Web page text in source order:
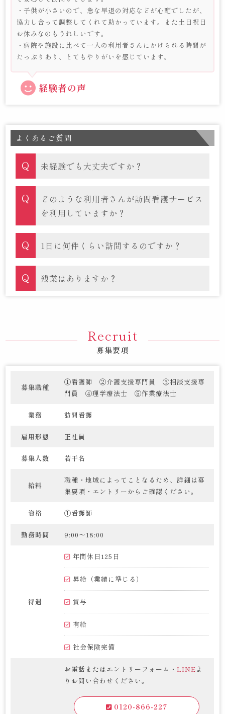
・子供が小さいので、急な早退の対応などが心配でしたが、
協力し合って調整してくれて助かっています。また土日祝日
お休みなのもうれしいです。
・病院や施設に比べて一人の利用者さんにかけられる時間が
たっぷりあり、とてもやりがいを感じています。
経験者の声
よくあるご質問
未経験でも大丈夫ですか？
どのような利用者さんが訪問看護サービス
を利用していますか？
1日に何件くらい訪問するのですか？
残業はありますか？
Recruit
募集要項
募集職種
①看護師 ②介護支援専門員 ③相談支援専
門員 ④理学療法士 ⑤作業療法士
業務 訪問看護
雇用形態 正社員
募集人数 若干名
給料
職種・地域によってことなるため、詳細は募
集要項・エントリーからご確認ください。
資格 ①看護師
勤務時間 9:00～18:00
待遇
年間休日125日
昇給（業績に準じる）
賞与
有給
社会保険完備
お電話またはエントリーフォーム・LINEよ
りお問い合わせください。
0120-866-227